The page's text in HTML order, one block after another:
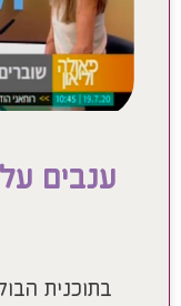
ענבים
בתוכנית